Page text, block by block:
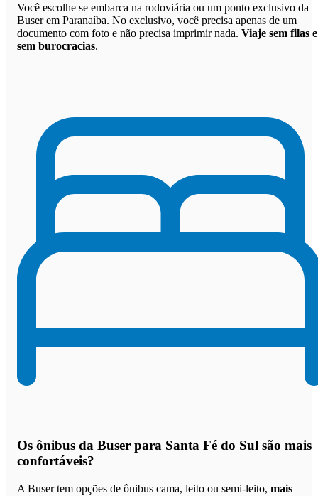
Você escolhe se embarca na rodoviária ou um ponto exclusivo da
Buser em Paranaíba. No exclusivo, você precisa apenas de um
documento com foto e não precisa imprimir nada. Viaje sem filas e
sem burocracias.
Os ônibus da Buser para Santa Fé do Sul são mais
confortáveis?
A Buser tem opções de ônibus cama, leito ou semi-leito, mais